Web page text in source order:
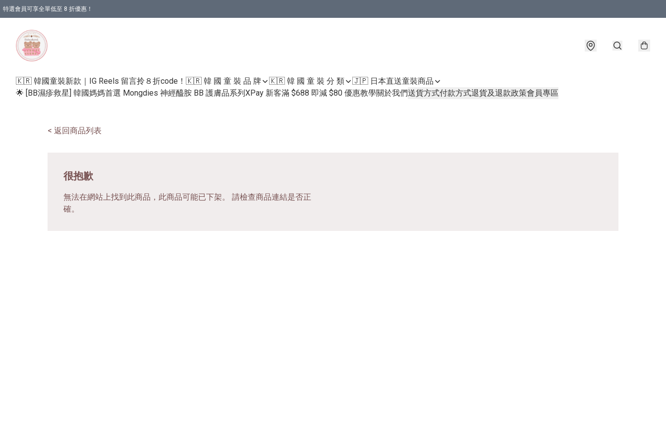
特選會員可享全單低至 8 折優惠！
🇰🇷 韓國童裝新款｜IG Reels 留言拎８折code！ 🇰🇷 韓 國 童 裝 品 牌 🇰🇷 韓 國 童 裝 分 類 🇯🇵 日本直送童裝商品
🌟 [BB濕疹救星] 韓國媽媽首選 Mongdies 神經醯胺 BB 護膚品系列XPay 新客滿 $688 即減 $80 優惠教學關於我們送貨方式付款方式退貨及退款政策會員專區
< 返回商品列表
很抱歉
無法在網站上找到此商品，此商品可能已下架。 請檢查商品連結是否正
確。